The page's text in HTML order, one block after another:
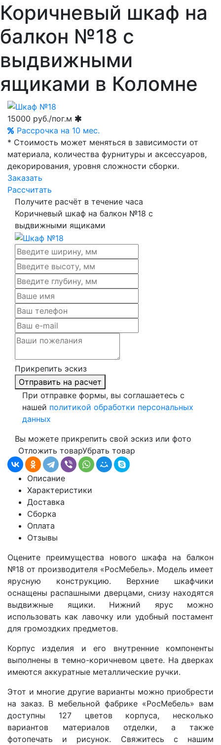
Коричневый шкаф на
балкон №18 с
выдвижными
ящиками в Коломне
15000 руб./пог.м
Рассрочка на 10 мес.
* Стоимость может меняться в зависимости от
материала, количества фурнитуры и аксессуаров,
декорирования, уровня сложности сборки.
Заказать
Рассчитать
Получите расчёт в течение часа
Коричневый шкаф на балкон №18 с
выдвижными ящиками
Прикрепить эскиз
Отправить на расчет
При отправке формы, вы соглашаетесь с
нашей политикой обработки персональных
данных
Вы можете прикрепить свой эскиз или фото
Отложить товарУбрать товар
Описание
Характеристики
Доставка
Сборка
Оплата
Отзывы
Оцените преимущества нового шкафа на балкон
№18 от производителя «РосМебель». Модель имеет
ярусную конструкцию. Верхние шкафчики
оснащены распашными дверцами, снизу находятся
выдвижные ящики. Нижний ярус можно
использовать как лавочку или удобный постамент
для громоздких предметов.
Корпус изделия и его внутренние компоненты
выполнены в темно-коричневом цвете. На дверках
имеются аккуратные металлические ручки.
Этот и многие другие варианты можно приобрести
на заказ. В мебельной фабрике «РосМебель» вам
доступны 127 цветов корпуса, несколько
вариантов материалов отделки, а также
фотопечать и рисунок. Свяжитесь с нашим